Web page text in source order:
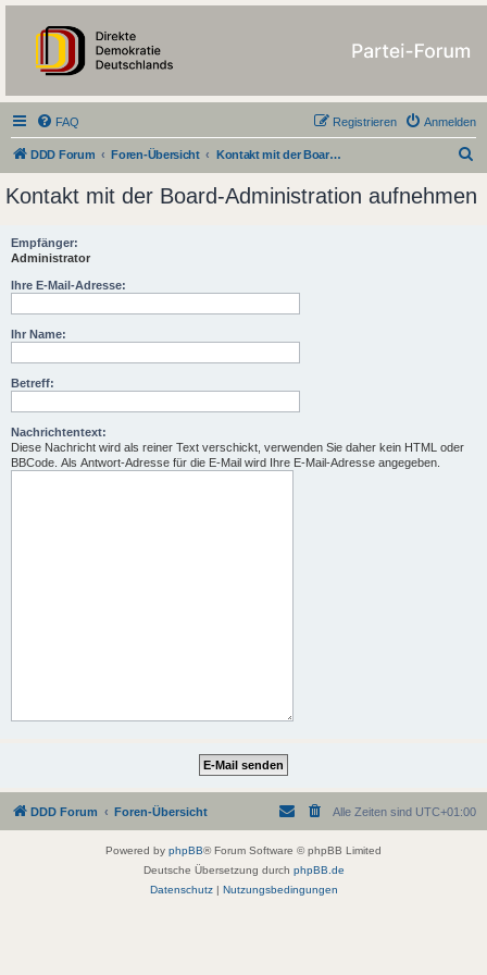
https://forum.ddd-
partei.de/
FAQ Anmelden
Registrieren
DDD Forum Foren-Übersicht Kontakt mit der Board-Administration aufnehmen
c
Kontakt mit der Board-Administration aufnehmen
Empfänger:
Administrator
Ihre E-Mail-Adresse:
Ihr Name:
Betreff:
Nachrichtentext:
Diese Nachricht wird als reiner Text verschickt, verwenden Sie daher kein HTML oder
BBCode. Als Antwort-Adresse für die E-Mail wird Ihre E-Mail-Adresse angegeben.
DDD Forum Foren-Übersicht Alle Zeiten sind UTC+01:00
Powered by phpBB® Forum Software © phpBB Limited
Deutsche Übersetzung durch phpBB.de
Datenschutz| Nutzungsbedingungen